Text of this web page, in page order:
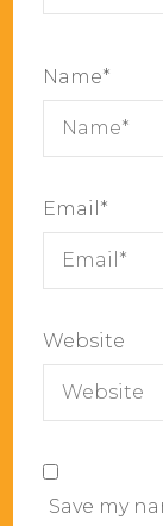
Name*
Email *
Website
Save my